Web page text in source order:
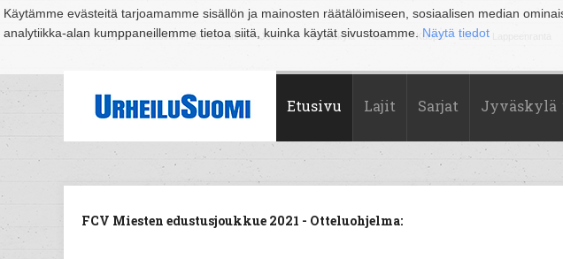
Käytämme evästeitä tarjoamamme sisällön ja mainosten räätälöimiseen, sosiaalisen median
analytiikka-alan kumppaneillemme tietoa siitä, kuinka käytät sivustoamme. Näytä tiedot
Suomi Espoo Helsinki Hämeenlinna Joensuu Jyväskylä Kouvola Kuopio Lahti
Etusivu Lajit Sarjat Jyväskylä
FCV Miesten edustusjoukkue 2021 - Otteluohjelma: